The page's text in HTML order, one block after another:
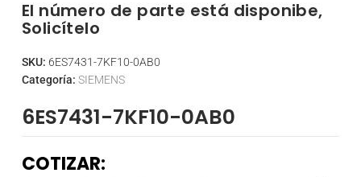
El número de parte está disponibe,
Solicítelo
SKU: 6ES7431-7KF10-0AB0
Categoría: SIEMENS
6ES7431-7KF10-0AB0
COTIZAR: